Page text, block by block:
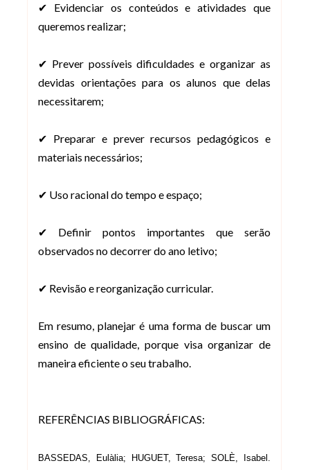
✔ Evidenciar os conteúdos e atividades que
queremos realizar;
✔ Prever possíveis dificuldades e organizar as
devidas orientações para os alunos que delas
necessitarem;
✔ Preparar e prever recursos pedagógicos e
materiais necessários;
✔ Uso racional do tempo e espaço;
✔ Definir pontos importantes que serão
observados no decorrer do ano letivo;
✔ Revisão e reorganização curricular.
Em resumo, planejar é uma forma de buscar um
ensino de qualidade, porque visa organizar de
maneira eficiente o seu trabalho.
REFERÊNCIAS BIBLIOGRÁFICAS:
BASSEDAS, Eulàlia; HUGUET, Teresa; SOLÈ, Isabel.